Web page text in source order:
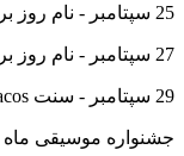
25 سپتامبر - نام روز برای Efrosini، Euphrosyne
27 سپتامبر - نام روز برای Zeno
29 سپتامبر - سنت Kyriacos؛ نام روز برای Kyriakos
جشنواره موسیقی ماه